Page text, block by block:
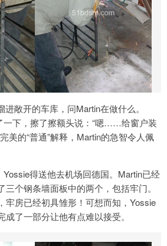
敞开的车库，问Martin在做什么。
一下，擦了擦额头说：“嗯……给窗户装
的“普通”解释，Martin的急智令人佩
得送他去机场回德国。Martin已经
个钢条墙面板中的两个，包括牢门。
牢房已经初具雏形！可想而知，Yossie
了一部分让他有点难以接受。